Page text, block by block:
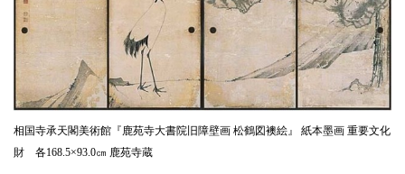
相国寺承天閣美術館『鹿苑寺大書院旧障壁画 松鶴図襖絵』 紙本墨画 重要文化
財 各168.5×93.0㎝ 鹿苑寺蔵